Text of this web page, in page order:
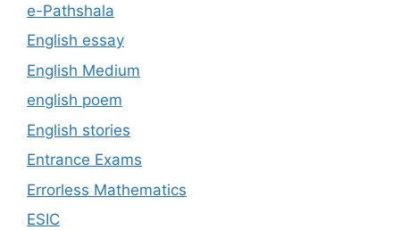
e-Pathshala
English essay
English Medium
english poem
English stories
Entrance Exams
Errorless Mathematics
ESIC